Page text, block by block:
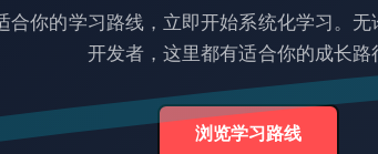
合你的学习路线，立即开始系统化学习。
开发者，这里都有适合你的成长路
浏览学习路线